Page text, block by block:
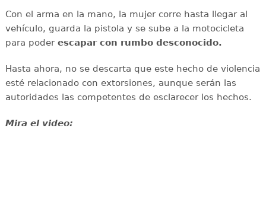
Con el arma en la mano, la mujer corre hasta llegar al
vehículo, guarda la pistola y se sube a la motocicleta
para poder escapar con rumbo desconocido.
Hasta ahora, no se descarta que este hecho de violencia
esté relacionado con extorsiones, aunque serán las
autoridades las competentes de esclarecer los hechos.
Mira el video: